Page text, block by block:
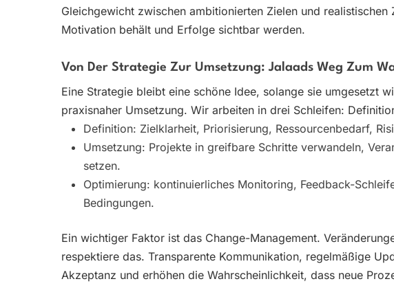
Gleichgewicht zwischen ambitionierten Zielen und
Motivation behält und Erfolge sichtbar werden.
Von Der Strategie Zur Umsetzung: Jalaads Weg Zum
Eine Strategie bleibt eine schöne Idee, solange sie umgesetzt
praxisnaher Umsetzung. Wir arbeiten in drei Schleifen:
Definition: Zielklarheit, Priorisierung, Ressourcenbedarf,
Umsetzung: Projekte in greifbare Schritte verwandeln,
setzen.
Optimierung: kontinuierliches Monitoring, Feedback-
Bedingungen.
Ein wichtiger Faktor ist das Change-Management.
respektiere das. Transparente Kommunikation, regelmäßige
Akzeptanz und erhöhen die Wahrscheinlichkeit, dass neue